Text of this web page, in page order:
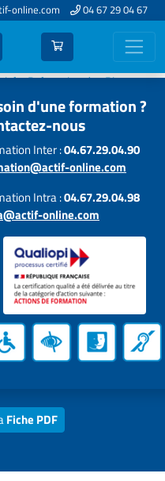
online.com 04 67 29 04 67
- Prévention des Risques
du CSE participants à la
et rôle du référent
des membres
à la CSSCT
salariés)
Tarif
Contactez-
nous
6 à 15
et adapter votre
Fiche PDF
d'une formation ?
nous
Inter :04.67.29.04.90
online.com
Intra :04.67.29.04.98
online.com